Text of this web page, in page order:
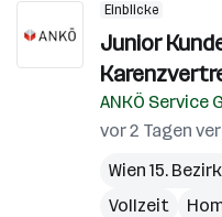
Einblicke
Junior
ANKÖ Service
vor 2 Tagen
Wien 15.
Vollzeit